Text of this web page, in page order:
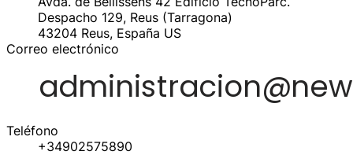
Despacho 129, Reus (Tarragona)
43204 Reus, España US
Correo electrónico
Teléfono
+34902575890